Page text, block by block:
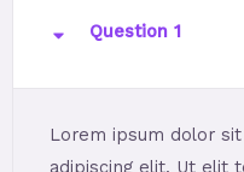
Question 1
Lorem ipsum dolor
adipiscing elit. Ut elit